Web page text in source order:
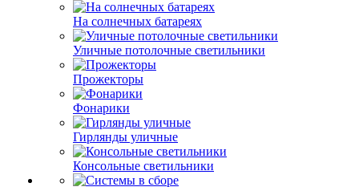
На солнечных батареях
Уличные потолочные светильники
Прожекторы
Фонарики
Гирлянды уличные
Консольные светильники